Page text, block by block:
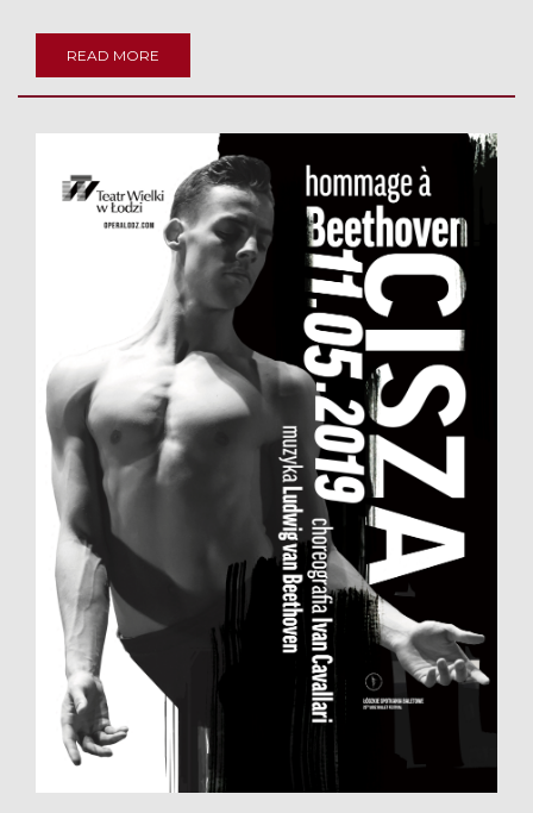
READ MORE